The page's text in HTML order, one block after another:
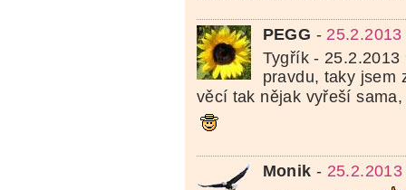
PEGG -
Tygřík - 25.2.2013
pravdu, taky jsem
věcí tak nějak vyřeší
Monik -